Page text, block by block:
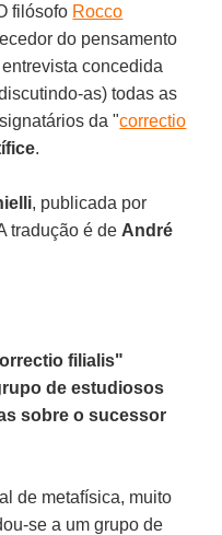
filósofo Rocco
do pensamento
concedida
as) todas as
da "correctio
.
, publicada por
tradução é de André
filialis"
de estudiosos
sobre o sucessor
de metafísica, muito
se a um grupo de